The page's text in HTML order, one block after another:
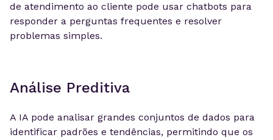
de atendimento ao cliente pode usar chatbots para
responder a perguntas frequentes e resolver
problemas simples.
Análise Preditiva
A IA pode analisar grandes conjuntos de dados para
identificar padrões e tendências, permitindo que os